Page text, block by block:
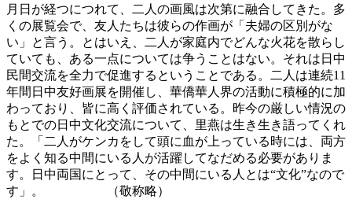
月日が経つにつれて、二人の画風は次第に融合してきた。多
くの展覧会で、友人たちは彼らの作画が「夫婦の区別がな
い」と言う。とはいえ、二人が家庭内でどんな火花を散らし
ていても、ある一点については争うことはない。それは日中
民間交流を全力で促進するということである。二人は連続11
年間日中友好画展を開催し、華僑華人界の活動に積極的に加
わっており、皆に高く評価されている。昨今の厳しい情況の
もとでの日中文化交流について、里燕は生き生き語ってくれ
た。「二人がケンカをして頭に血が上っている時には、両方
をよく知る中間にいる人が活躍してなだめる必要がありま
す。日中両国にとって、その中間にいる人とは“文化”なので
す」。 （敬称略）